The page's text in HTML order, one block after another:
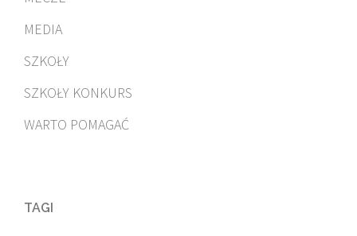
MEDIA
SZKOŁY
SZKOŁY KONKURS
WARTO POMAGAĆ
TAGI